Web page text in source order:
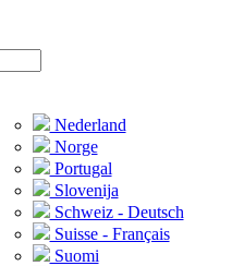
Nederland
Norge
Portugal
Slovenija
Schweiz - Deutsch
Suisse - Français
Suomi